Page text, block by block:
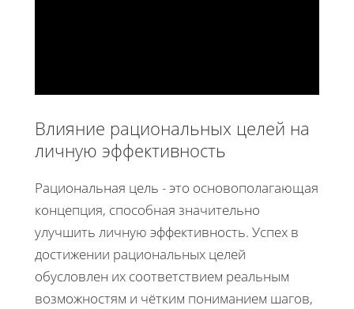
Влияние рациональных целей на
личную эффективность
Рациональная цель - это основополагающая
концепция, способная значительно
улучшить личную эффективность. Успех в
достижении рациональных целей
обусловлен их соответствием реальным
возможностям и чётким пониманием шагов,